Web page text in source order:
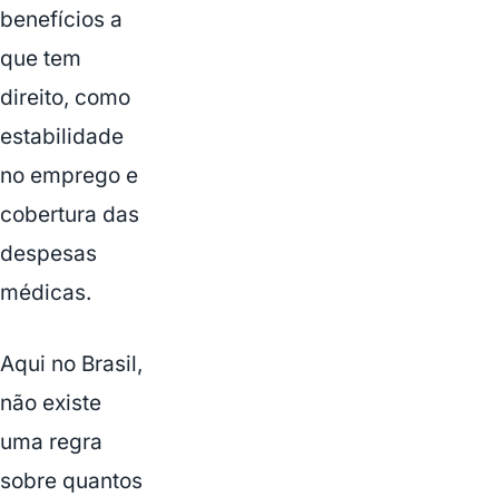
benefícios a
que tem
direito, como
estabilidade
no emprego e
cobertura das
despesas
médicas.
Aqui no Brasil,
não existe
uma regra
sobre quantos